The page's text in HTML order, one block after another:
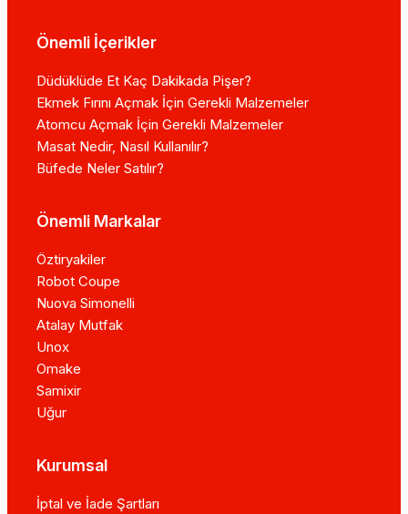
Önemli İçerikler
Düdüklüde Et Kaç Dakikada Pişer?
Ekmek Fırını Açmak İçin Gerekli Malzemeler
Atomcu Açmak İçin Gerekli Malzemeler
Masat Nedir, Nasıl Kullanılır?
Büfede Neler Satılır?
Önemli Markalar
Öztiryakiler
Robot Coupe
Nuova Simonelli
Atalay Mutfak
Unox
Omake
Samixir
Uğur
Kurumsal
İptal ve İade Şartları